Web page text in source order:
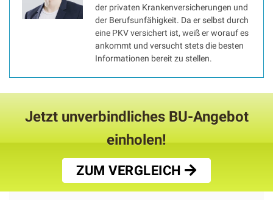
der privaten Krankenversicherungen und
der Berufsunfähigkeit. Da er selbst durch
eine PKV versichert ist, weiß er worauf es
ankommt und versucht stets die besten
Informationen bereit zu stellen.
Jetzt unverbindliches BU-Angebot
einholen!
ZUM VERGLEICH